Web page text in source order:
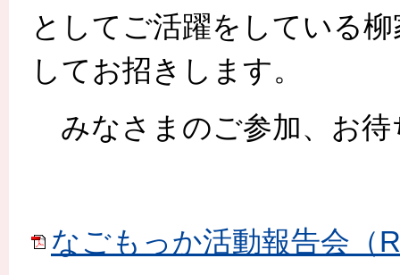
としてご活躍をしている
してお招きします。
みなさまのご参加、お待
なごもっか活動報告会（